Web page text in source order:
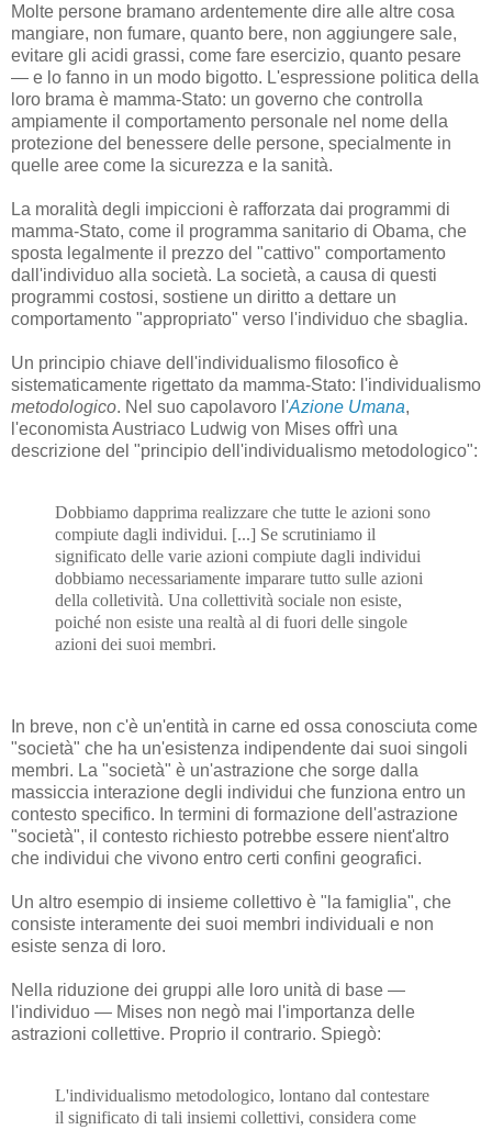
Molte persone bramano ardentemente dire alle altre cosa
mangiare, non fumare, quanto bere, non aggiungere sale,
evitare gli acidi grassi, come fare esercizio, quanto pesare
— e lo fanno in un modo bigotto. L'espressione politica della
loro brama è mamma-Stato: un governo che controlla
ampiamente il comportamento personale nel nome della
protezione del benessere delle persone, specialmente in
quelle aree come la sicurezza e la sanità.
La moralità degli impiccioni è rafforzata dai programmi di
mamma-Stato, come il programma sanitario di Obama, che
sposta legalmente il prezzo del "cattivo" comportamento
dall'individuo alla società. La società, a causa di questi
programmi costosi, sostiene un diritto a dettare un
comportamento "appropriato" verso l'individuo che sbaglia.
Un principio chiave dell'individualismo filosofico è
sistematicamente rigettato da mamma-Stato: l'individualismo
metodologico. Nel suo capolavoro l'Azione Umana,
l'economista Austriaco Ludwig von Mises offrì una
descrizione del "principio dell'individualismo metodologico":
Dobbiamo dapprima realizzare che tutte le azioni sono
compiute dagli individui. [...] Se scrutiniamo il
significato delle varie azioni compiute dagli individui
dobbiamo necessariamente imparare tutto sulle azioni
della colletività. Una collettività sociale non esiste,
poiché non esiste una realtà al di fuori delle singole
azioni dei suoi membri.
In breve, non c'è un'entità in carne ed ossa conosciuta come
"società" che ha un'esistenza indipendente dai suoi singoli
membri. La "società" è un'astrazione che sorge dalla
massiccia interazione degli individui che funziona entro un
contesto specifico. In termini di formazione dell'astrazione
"società", il contesto richiesto potrebbe essere nient'altro
che individui che vivono entro certi confini geografici.
Un altro esempio di insieme collettivo è "la famiglia", che
consiste interamente dei suoi membri individuali e non
esiste senza di loro.
Nella riduzione dei gruppi alle loro unità di base —
l'individuo — Mises non negò mai l'importanza delle
astrazioni collettive. Proprio il contrario. Spiegò:
L'individualismo metodologico, lontano dal contestare
il significato di tali insiemi collettivi, considera come